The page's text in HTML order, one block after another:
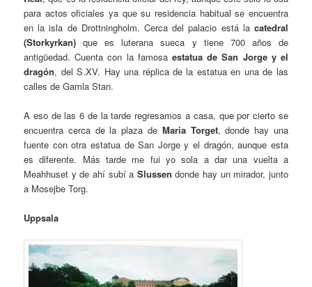
para actos oficiales ya que su residencia habitual se encuentra
en la isla de Drottningholm. Cerca del palacio está la catedral
(Storkyrkan) que es luterana sueca y tiene 700 años de
antigüedad. Cuenta con la famosa estatua de San Jorge y el
dragón, del S.XV. Hay una réplica de la estatua en una de las
calles de Gamla Stan.
A eso de las 6 de la tarde regresamos a casa, que por cierto se
encuentra cerca de la plaza de Maria Torget, donde hay una
fuente con otra estatua de San Jorge y el dragón, aunque esta
es diferente. Más tarde me fui yo sola a dar una vuelta a
Meahhuset y de ahí subí a Slussen donde hay un mirador, junto
a Mosejbe Torg.
Uppsala